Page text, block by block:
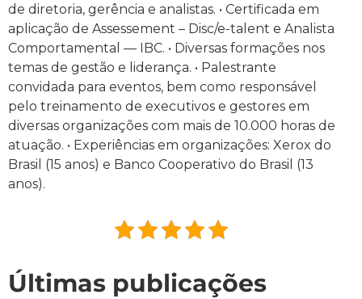
de diretoria, gerência e analistas. • Certificada em
aplicação de Assessement – Disc/e-talent e Analista
Comportamental — IBC. • Diversas formações nos
temas de gestão e liderança. • Palestrante
convidada para eventos, bem como responsável
pelo treinamento de executivos e gestores em
diversas organizações com mais de 10.000 horas de
atuação. • Experiências em organizações: Xerox do
Brasil (15 anos) e Banco Cooperativo do Brasil (13
anos).
Últimas publicações